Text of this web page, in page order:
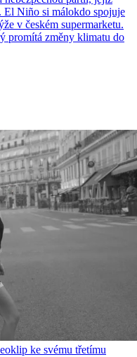
El Niño si málokdo spojuje
v českém supermarketu.
promítá změny klimatu do
ke svému třetímu